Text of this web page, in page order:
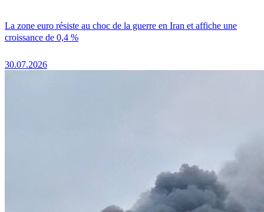
La zone euro résiste au choc de la guerre en Iran et affiche une
croissance de 0,4 %
30.07.2026